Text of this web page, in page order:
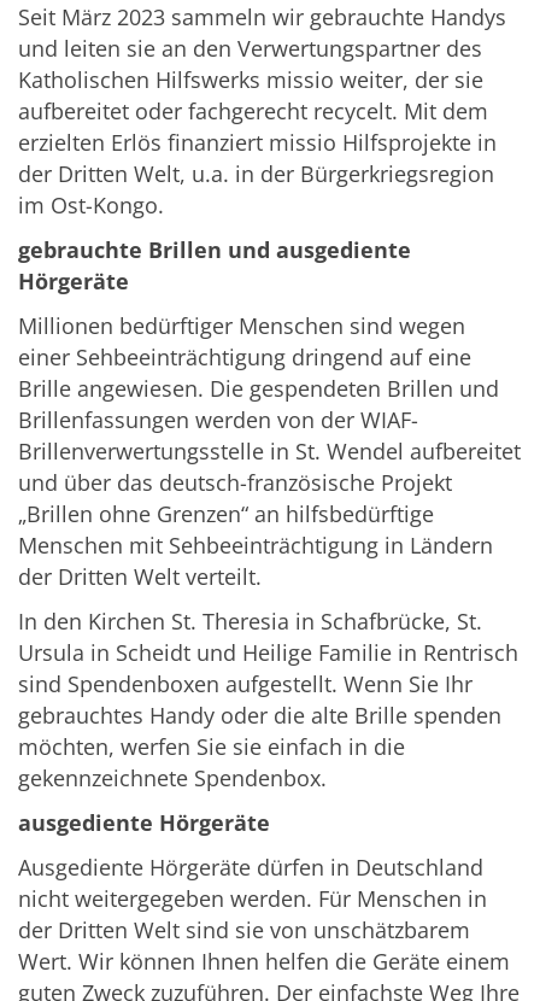
Seit März 2023 sammeln wir gebrauchte Handys
und leiten sie an den Verwertungspartner des
Katholischen Hilfswerks missio weiter, der sie
aufbereitet oder fachgerecht recycelt. Mit dem
erzielten Erlös finanziert missio Hilfsprojekte in
der Dritten Welt, u.a. in der Bürgerkriegsregion
im Ost-Kongo.
gebrauchte Brillen und ausgediente
Hörgeräte
Millionen bedürftiger Menschen sind wegen
einer Sehbeeinträchtigung dringend auf eine
Brille angewiesen. Die gespendeten Brillen und
Brillenfassungen werden von der WIAF-
Brillenverwertungsstelle in St. Wendel aufbereitet
und über das deutsch-französische Projekt
„Brillen ohne Grenzen“ an hilfsbedürftige
Menschen mit Sehbeeinträchtigung in Ländern
der Dritten Welt verteilt.
In den Kirchen St. Theresia in Schafbrücke, St.
Ursula in Scheidt und Heilige Familie in Rentrisch
sind Spendenboxen aufgestellt. Wenn Sie Ihr
gebrauchtes Handy oder die alte Brille spenden
möchten, werfen Sie sie einfach in die
gekennzeichnete Spendenbox.
ausgediente Hörgeräte
Ausgediente Hörgeräte dürfen in Deutschland
nicht weitergegeben werden. Für Menschen in
der Dritten Welt sind sie von unschätzbarem
Wert. Wir können Ihnen helfen die Geräte einem
guten Zweck zuzuführen. Der einfachste Weg Ihre